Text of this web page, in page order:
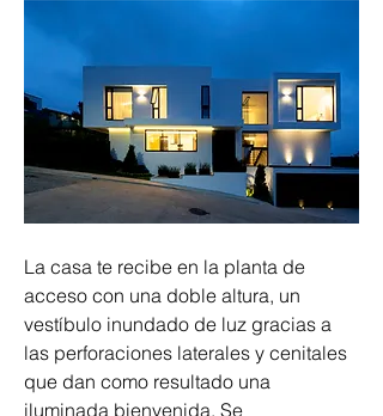
La casa te recibe en la planta de
acceso con una doble altura, un
vestíbulo inundado de luz gracias a
las perforaciones laterales y cenitales
que dan como resultado una
iluminada bienvenida. Se